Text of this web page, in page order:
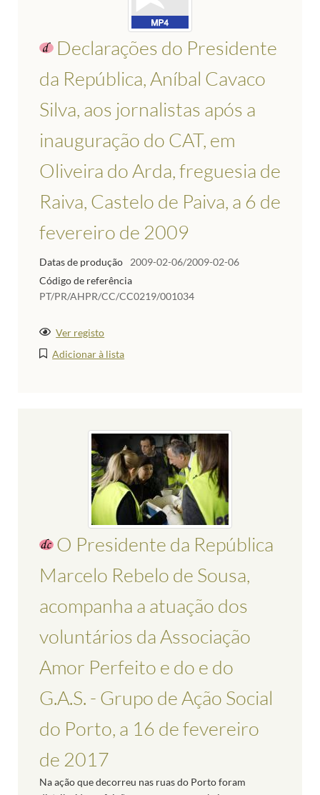
Declarações do Presidente
da República, Aníbal Cavaco
Silva, aos jornalistas após a
inauguração do CAT, em
Oliveira do Arda, freguesia de
Raiva, Castelo de Paiva, a 6 de
fevereiro de 2009
Datas de produção
2009-02-06/2009-02-06
Código de referência
PT/PR/AHPR/CC/CC0219/001034
Ver registo
Adicionar à lista
O Presidente da República
Marcelo Rebelo de Sousa,
acompanha a atuação dos
voluntários da Associação
Amor Perfeito e do e do
G.A.S. - Grupo de Ação Social
do Porto, a 16 de fevereiro
de 2017
Na ação que decorreu nas ruas do Porto foram